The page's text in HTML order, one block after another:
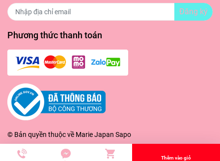
Đăng ký
Phương thức thanh toán
© Bản quyền thuộc về Marie Japan Sapo
Thêm vào giỏ